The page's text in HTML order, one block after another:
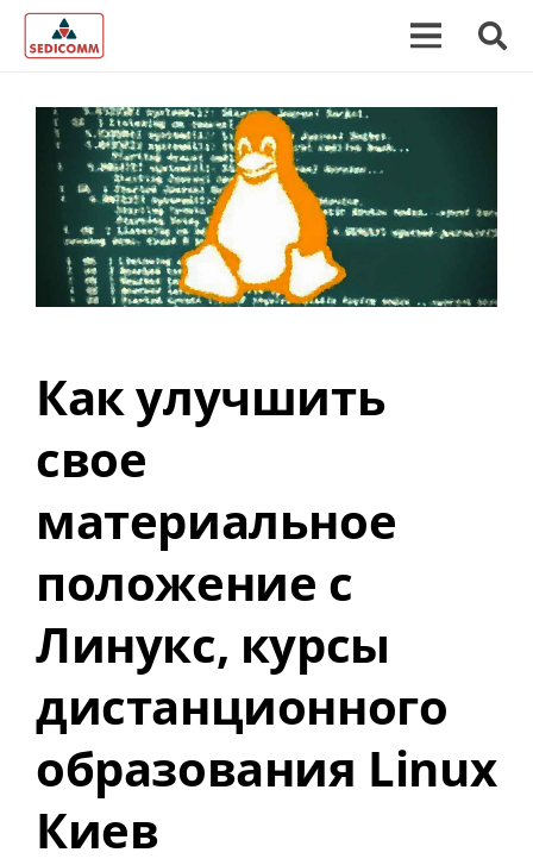
Как улучшить
свое
материальное
положение с
Линукс, курсы
дистанционного
образования Linux
Киев